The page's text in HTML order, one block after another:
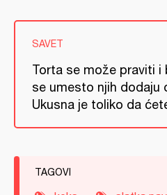
SAVET
Torta se može praviti i
se umesto njih dodaju
Ukusna je toliko da
TAGOVI